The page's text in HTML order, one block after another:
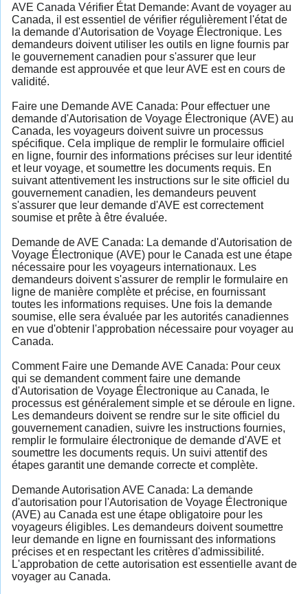
AVE Canada Vérifier État Demande: Avant de voyager au
Canada, il est essentiel de vérifier régulièrement l'état de
la demande d'Autorisation de Voyage Électronique. Les
demandeurs doivent utiliser les outils en ligne fournis par
le gouvernement canadien pour s'assurer que leur
demande est approuvée et que leur AVE est en cours de
validité.
Faire une Demande AVE Canada: Pour effectuer une
demande d'Autorisation de Voyage Électronique (AVE) au
Canada, les voyageurs doivent suivre un processus
spécifique. Cela implique de remplir le formulaire officiel
en ligne, fournir des informations précises sur leur identité
et leur voyage, et soumettre les documents requis. En
suivant attentivement les instructions sur le site officiel du
gouvernement canadien, les demandeurs peuvent
s'assurer que leur demande d'AVE est correctement
soumise et prête à être évaluée.
Demande de AVE Canada: La demande d'Autorisation de
Voyage Électronique (AVE) pour le Canada est une étape
nécessaire pour les voyageurs internationaux. Les
demandeurs doivent s'assurer de remplir le formulaire en
ligne de manière complète et précise, en fournissant
toutes les informations requises. Une fois la demande
soumise, elle sera évaluée par les autorités canadiennes
en vue d'obtenir l'approbation nécessaire pour voyager au
Canada.
Comment Faire une Demande AVE Canada: Pour ceux
qui se demandent comment faire une demande
d'Autorisation de Voyage Électronique au Canada, le
processus est généralement simple et se déroule en ligne.
Les demandeurs doivent se rendre sur le site officiel du
gouvernement canadien, suivre les instructions fournies,
remplir le formulaire électronique de demande d'AVE et
soumettre les documents requis. Un suivi attentif des
étapes garantit une demande correcte et complète.
Demande Autorisation AVE Canada: La demande
d'autorisation pour l'Autorisation de Voyage Électronique
(AVE) au Canada est une étape obligatoire pour les
voyageurs éligibles. Les demandeurs doivent soumettre
leur demande en ligne en fournissant des informations
précises et en respectant les critères d'admissibilité.
L'approbation de cette autorisation est essentielle avant de
voyager au Canada.